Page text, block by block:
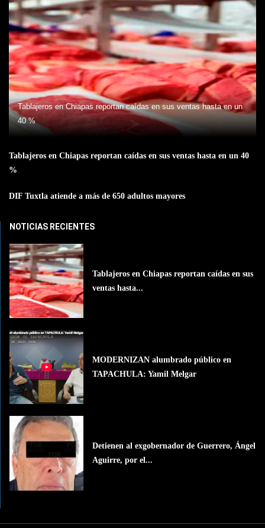
Tablajeros en Chiapas reportan caídas en sus ventas hasta en un
40 %
Tablajeros en Chiapas reportan caídas en sus ventas hasta en un 40
%
DIF Tuxtla atiende a más de 650 adultos mayores
NOTICIAS RECIENTES
Tablajeros en Chiapas reportan caídas en sus
ventas hasta...
MODERNIZAN alumbrado público en
TAPACHULA: Yamil Melgar
Detienen al exgobernador de Guerrero, Ángel
Aguirre, por el...